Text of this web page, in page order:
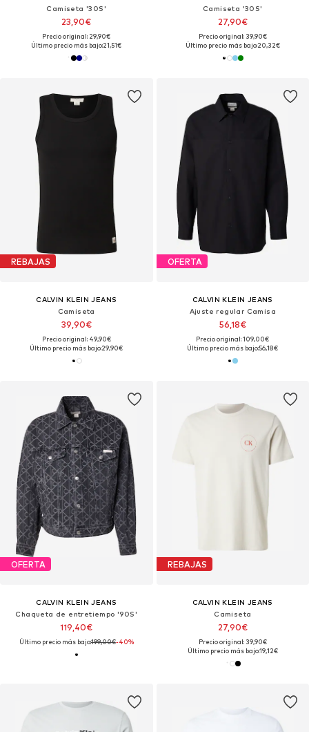
Camiseta '30S'
23,90€
Precio original: 29,90€
Último precio más bajo:21,51€
Camiseta '30S'
27,90€
Precio original: 39,90€
Último precio más bajo:20,32€
REBAJAS
CALVIN KLEIN JEANS
Camiseta
39,90€
Precio original: 49,90€
Último precio más bajo:29,90€
OFERTA
CALVIN KLEIN JEANS
Ajuste regular Camisa
56,18€
Precio original: 109,00€
Último precio más bajo:56,18€
OFERTA
CALVIN KLEIN JEANS
Chaqueta de entretiempo '90S'
119,40€
Último precio más bajo:199,00€-40%
REBAJAS
CALVIN KLEIN JEANS
Camiseta
27,90€
Precio original: 39,90€
Último precio más bajo:19,12€